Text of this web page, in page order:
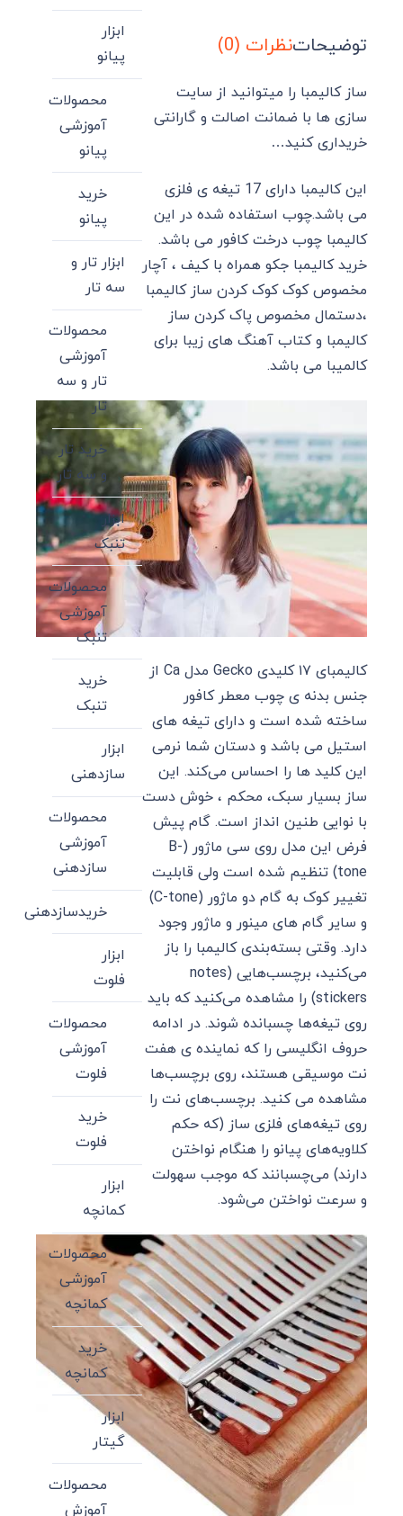
توضیحاتنظرات (0)
ساز کالیمبا را میتوانید از سایت
سازی ها با ضمانت اصالت و گارانتی
خریداری کنید…
این کالیمبا دارای 17 تیغه ی فلزی
می باشد.چوب استفاده شده در این
کالیمبا چوب درخت کافور می باشد.
خرید کالیمبا جکو همراه با کیف ، آچار
مخصوص کوک کوک کردن ساز کالیمبا
،دستمال مخصوص پاک کردن ساز
کالیمبا و کتاب آهنگ های زیبا برای
کالمیبا می باشد.
کالیمبای ۱۷ کلیدی Gecko مدل Ca از
جنس بدنه ی چوب معطر کافور
ساخته شده است و دارای تیغه های
استیل می باشد و دستان شما نرمی
این کلید ها را احساس می‌کند. این
ساز بسیار سبک، محکم ، خوش دست
با نوایی طنین انداز است. گام پیش
فرض این مدل روی سی ماژور (B-
tone) تنظیم شده است ولی قابلیت
تغییر کوک به گام دو ماژور (C-tone)
و سایر گام های مینور و ماژور وجود
دارد. وقتی بسته‌بندی کالیمبا را باز
می‌کنید، برچسب‌هایی (notes
stickers) را مشاهده می‌کنید که باید
روی تیغه‌ها چسبانده شوند. در ادامه
حروف انگلیسی را که نماینده ی هفت
نت موسیقی هستند، روی برچسب‌ها
مشاهده می کنید. برچسب‌های نت را
روی تیغه‌های فلزی ساز (که حکم
کلاویه‌های پیانو را هنگام نواختن
دارند) می‌چسبانند که موجب سهولت
و سرعت نواختن می‌شود.
ابزار
پیانو
محصولات
آموزشی
پیانو
خرید
پیانو
ابزار تار و
سه تار
محصولات
آموزشی
تار و سه
تار
خرید تار
و سه تار
ابزار
تنبک
محصولات
آموزشی
تنبک
خرید
تنبک
ابزار
سازدهنی
محصولات
آموزشی
سازدهنی
خریدسازدهنی
ابزار
فلوت
محصولات
آموزشی
فلوت
خرید
فلوت
ابزار
کمانچه
محصولات
آموزشی
کمانچه
خرید
کمانچه
ابزار
گیتار
محصولات
آموزش